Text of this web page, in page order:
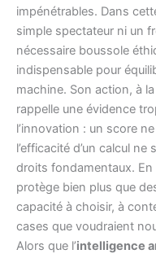
impénétrables. Dans
simple spectateur ni un
nécessaire boussole
indispensable pour
machine. Son action, à
rappelle une évidence
l’innovation : un score
l’efficacité d’un calcul
droits fondamentaux. En
protège bien plus que
capacité à choisir, à
cases que voudraient
Alors que l’intelligence